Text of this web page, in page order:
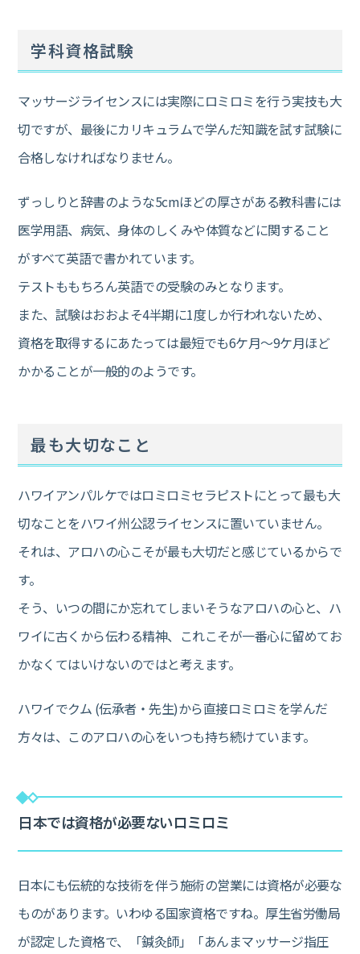
学科資格試験
マッサージライセンスには実際にロミロミを行う実技も大
切ですが、最後にカリキュラムで学んだ知識を試す試験に
合格しなければなりません。
ずっしりと辞書のような5cmほどの厚さがある教科書には
医学用語、病気、身体のしくみや体質などに関すること
がすべて英語で書かれています。
テストももちろん英語での受験のみとなります。
また、試験はおおよそ4半期に1度しか行われないため、
資格を取得するにあたっては最短でも6ケ月～9ケ月ほど
かかることが一般的のようです。
最も大切なこと
ハワイアンパルケではロミロミセラピストにとって最も大
切なことをハワイ州公認ライセンスに置いていません。
それは、アロハの心こそが最も大切だと感じているからで
す。
そう、いつの間にか忘れてしまいそうなアロハの心と、ハ
ワイに古くから伝わる精神、これこそが一番心に留めてお
かなくてはいけないのではと考えます。
ハワイでクム (伝承者・先生)から直接ロミロミを学んだ
方々は、このアロハの心をいつも持ち続けています。
日本では資格が必要ないロミロミ
日本にも伝統的な技術を伴う施術の営業には資格が必要な
ものがあります。いわゆる国家資格ですね。厚生省労働局
が認定した資格で、「鍼灸師」「あんまマッサージ指圧